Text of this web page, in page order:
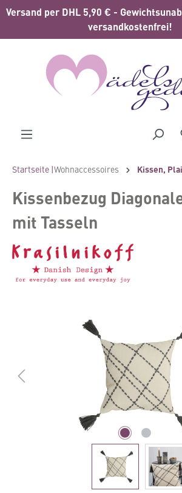
springen
Versand per DHL 5,90 € -
versandkostenfrei!
Startseite |Wohnaccessoires Kissen,
Kissenbezug
mit Tasseln